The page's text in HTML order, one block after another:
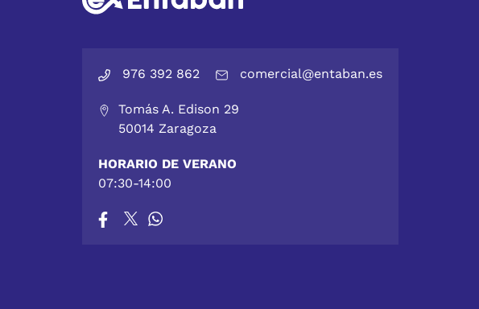
976 392 862 comercial@entaban.es
Tomás A. Edison 29
50014 Zaragoza
HORARIO DE VERANO
07:30-14:00